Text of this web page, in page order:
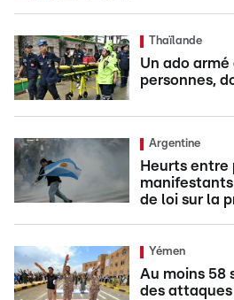
Thaïlande
Un ado
personnes,
Argentine
Heurts entre
de loi sur la
Yémen
Au moins 58
des